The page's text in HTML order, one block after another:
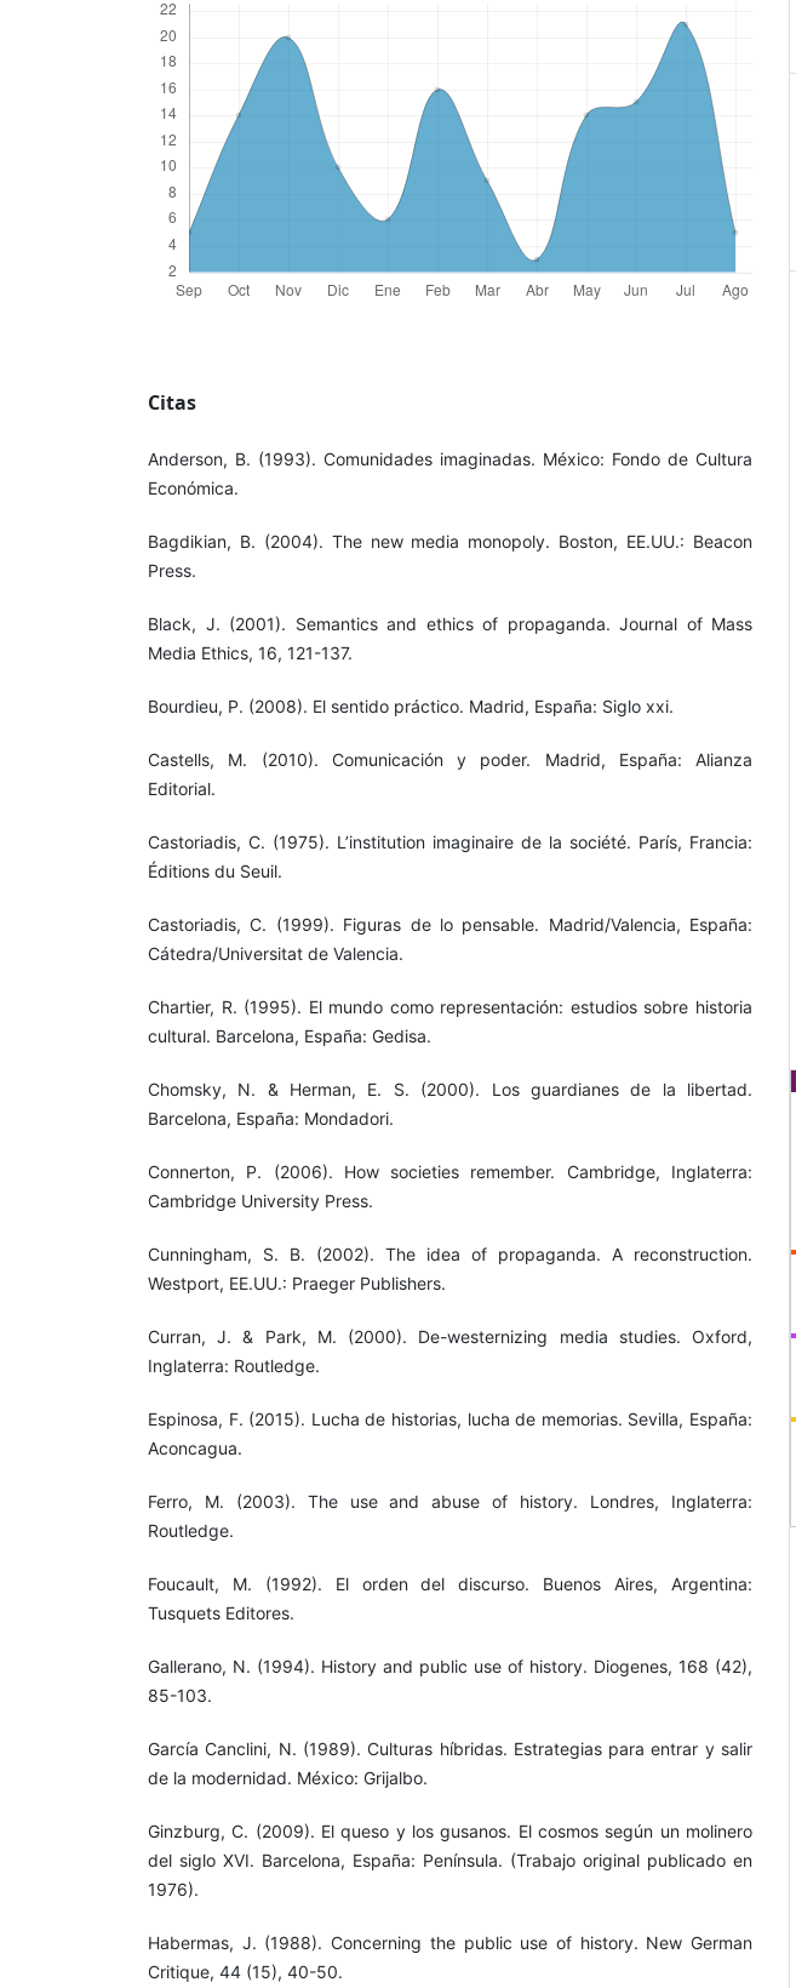
Citas
Anderson, B. (1993). Comunidades imaginadas. México: Fondo de Cultura
Económica.
Bagdikian, B. (2004). The new media monopoly. Boston, EE.UU.: Beacon
Press.
Black, J. (2001). Semantics and ethics of propaganda. Journal of Mass
Media Ethics, 16, 121-137.
Bourdieu, P. (2008). El sentido práctico. Madrid, España: Siglo xxi.
Castells, M. (2010). Comunicación y poder. Madrid, España: Alianza
Editorial.
Castoriadis, C. (1975). L’institution imaginaire de la société. París, Francia:
Éditions du Seuil.
Castoriadis, C. (1999). Figuras de lo pensable. Madrid/Valencia, España:
Cátedra/Universitat de Valencia.
Chartier, R. (1995). El mundo como representación: estudios sobre historia
cultural. Barcelona, España: Gedisa.
Chomsky, N. & Herman, E. S. (2000). Los guardianes de la libertad.
Barcelona, España: Mondadori.
Connerton, P. (2006). How societies remember. Cambridge, Inglaterra:
Cambridge University Press.
Cunningham, S. B. (2002). The idea of propaganda. A reconstruction.
Westport, EE.UU.: Praeger Publishers.
Curran, J. & Park, M. (2000). De-westernizing media studies. Oxford,
Inglaterra: Routledge.
Espinosa, F. (2015). Lucha de historias, lucha de memorias. Sevilla, España:
Aconcagua.
Ferro, M. (2003). The use and abuse of history. Londres, Inglaterra:
Routledge.
Foucault, M. (1992). El orden del discurso. Buenos Aires, Argentina:
Tusquets Editores.
Gallerano, N. (1994). History and public use of history. Diogenes, 168 (42),
85-103.
García Canclini, N. (1989). Culturas híbridas. Estrategias para entrar y salir
de la modernidad. México: Grijalbo.
Ginzburg, C. (2009). El queso y los gusanos. El cosmos según un molinero
del siglo XVI. Barcelona, España: Península. (Trabajo original publicado en
1976).
Habermas, J. (1988). Concerning the public use of history. New German
Critique, 44 (15), 40-50.